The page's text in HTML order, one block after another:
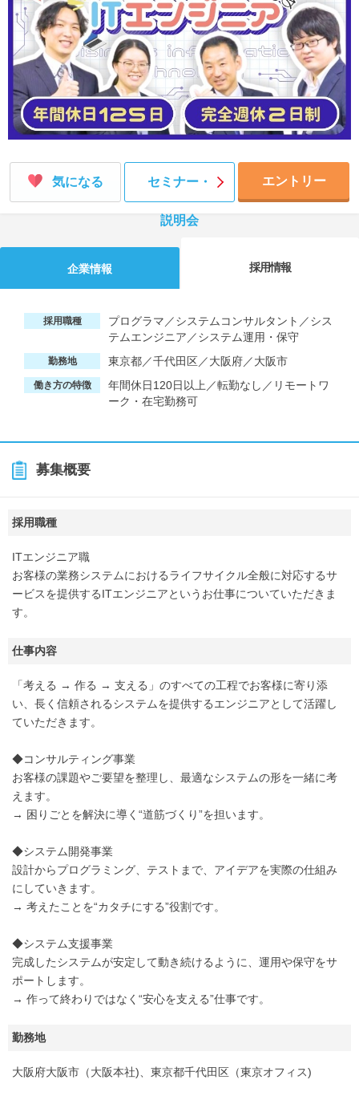
就活時事ニュースを更新 不明点があればこちら
気になる セミナー・
説明会
エントリー
企業情報 採用情報
採用職種
プログラマ／システムコンサルタント／シス
テムエンジニア／システム運用・保守
勤務地 東京都／千代田区／大阪府／大阪市
働き方の特徴
年間休日120日以上／転勤なし／リモートワ
ーク・在宅勤務可
募集概要
採用職種
ITエンジニア職
お客様の業務システムにおけるライフサイクル全般に対応するサ
ービスを提供するITエンジニアというお仕事についていただきま
す。
仕事内容
「考える → 作る → 支える」のすべての工程でお客様に寄り添
い、長く信頼されるシステムを提供するエンジニアとして活躍し
ていただきます。
◆コンサルティング事業
お客様の課題やご要望を整理し、最適なシステムの形を一緒に考
えます。
→ 困りごとを解決に導く“道筋づくり”を担います。
◆システム開発事業
設計からプログラミング、テストまで、アイデアを実際の仕組み
にしていきます。
→ 考えたことを“カタチにする”役割です。
◆システム支援事業
完成したシステムが安定して動き続けるように、運用や保守をサ
ポートします。
→ 作って終わりではなく“安心を支える”仕事です。
勤務地
大阪府大阪市（大阪本社)、東京都千代田区（東京オフィス)